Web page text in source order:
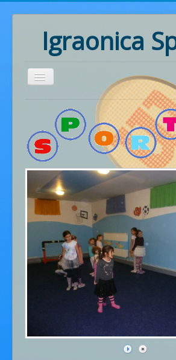
Igraonica
Rođendani
Pozivnice
Radionice
Ritmika
Naš rad
Fotogalerija
Cjenik usluga
Gdje smo - kontakt
Kućni red